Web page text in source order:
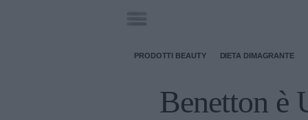
PRODOTTI BEAUTY DIETA DIMAGRANTE
Benetton è